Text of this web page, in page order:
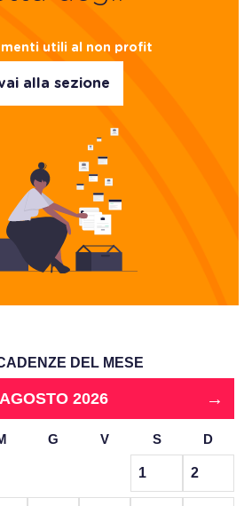
utili al non profit
alla sezione
DEL MESE
AGOSTO 2026 →
G V S D
1 2